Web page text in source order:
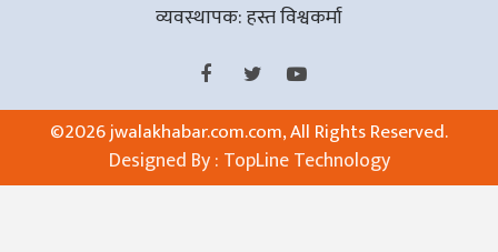
व्यवस्थापक: हस्त विश्वकर्मा
©2026 jwalakhabar.com.com, All Rights Reserved.
Designed By : TopLine Technology